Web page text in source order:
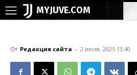
MYJUVE.COM
От Редакция сайта - 2 июля, 2025 13:40